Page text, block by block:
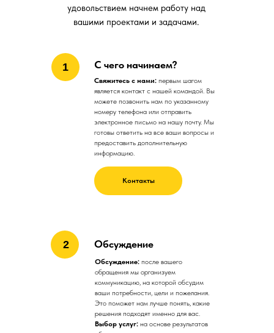
Свяжитесь с нами: первым шагом
является контакт с нашей командой. Вы
можете позвонить нам по указанному
номеру телефона или отправить
электронное письмо на нашу почту. Мы
готовы ответить на все ваши вопросы и
предоставить дополнительную
информацию.
Обсуждение: после вашего
обращения мы организуем
коммуникацию, на которой обсудим
ваши потребности, цели и пожелания.
Это поможет нам лучше понять, какие
решения подходят именно для вас.
Выбор услуг: на основе результатов
С чего начинаем?
1
2
удовольствием начнем работу над
вашими проектами и задачами.
Обсуждение
Контакты